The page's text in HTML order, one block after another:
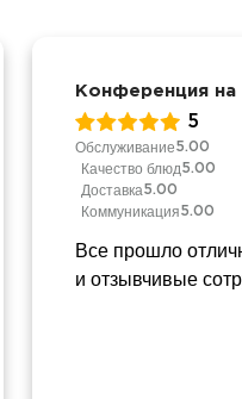
Конференция на
5
Обслуживание5.00
Качество блюд5.00
Доставка5.00
Коммуникация5.00
Все прошло
и отзывчивые